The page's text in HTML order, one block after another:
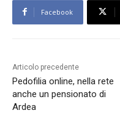
Facebook
Articolo precedente
Pedofilia online, nella rete
anche un pensionato di
Ardea